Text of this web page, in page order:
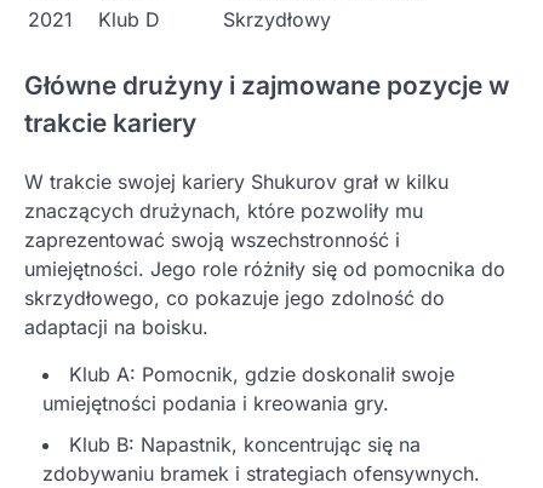
2021
Klub D Skrzydłowy
Główne drużyny i zajmowane pozycje w
trakcie kariery
W trakcie swojej kariery Shukurov grał w kilku
znaczących drużynach, które pozwoliły mu
zaprezentować swoją wszechstronność i
umiejętności. Jego role różniły się od pomocnika do
skrzydłowego, co pokazuje jego zdolność do
adaptacji na boisku.
Klub A: Pomocnik, gdzie doskonalił swoje
umiejętności podania i kreowania gry.
Klub B: Napastnik, koncentrując się na
zdobywaniu bramek i strategiach ofensywnych.